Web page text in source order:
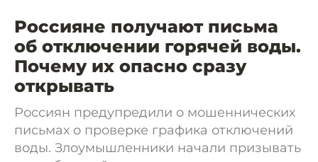
Россияне получают письма
об отключении горячей воды.
Почему их опасно сразу
открывать
Россиян предупредили о мошеннических
письмах о проверке графика отключений
воды. Злоумышленники начали призывать